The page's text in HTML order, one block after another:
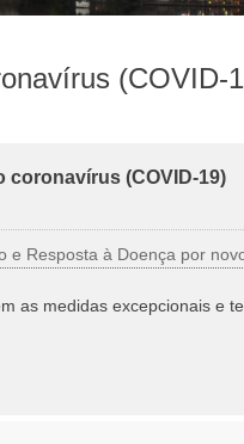
(COVID-
coronavírus (COVID-19)
e Resposta à Doença por
as medidas excepcionais e